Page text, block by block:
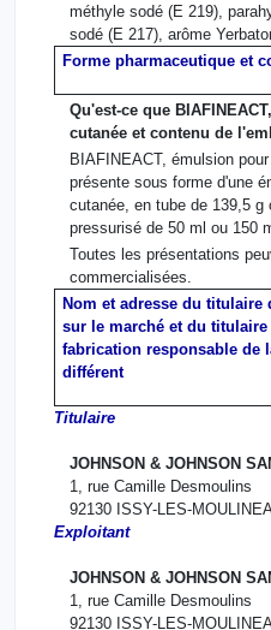
méthyle sodé (E 219),
sodé (E 217), arôme
Forme pharmaceutique et
Qu'est-ce que
cutanée et contenu de
BIAFINEACT, émulsion
présente sous forme d'une
cutanée, en tube de 139,5 g
pressurisé de 50 ml ou 150
Toutes les présentations
commercialisées.
Nom et adresse du
sur le marché et du
fabrication responsable de
différent
Titulaire
JOHNSON & JOHNSON
1, rue Camille Desmoulins
92130 ISSY-LES-
Exploitant
JOHNSON & JOHNSON
1, rue Camille Desmoulins
92130 ISSY-LES-